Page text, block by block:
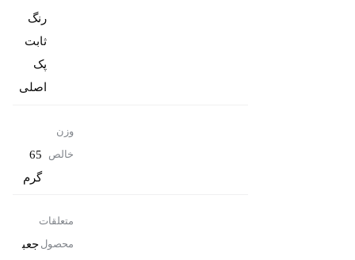
رنگ
پک
اصلی
وزن
خالص
65
گرم
متعلقات
محصول جعب